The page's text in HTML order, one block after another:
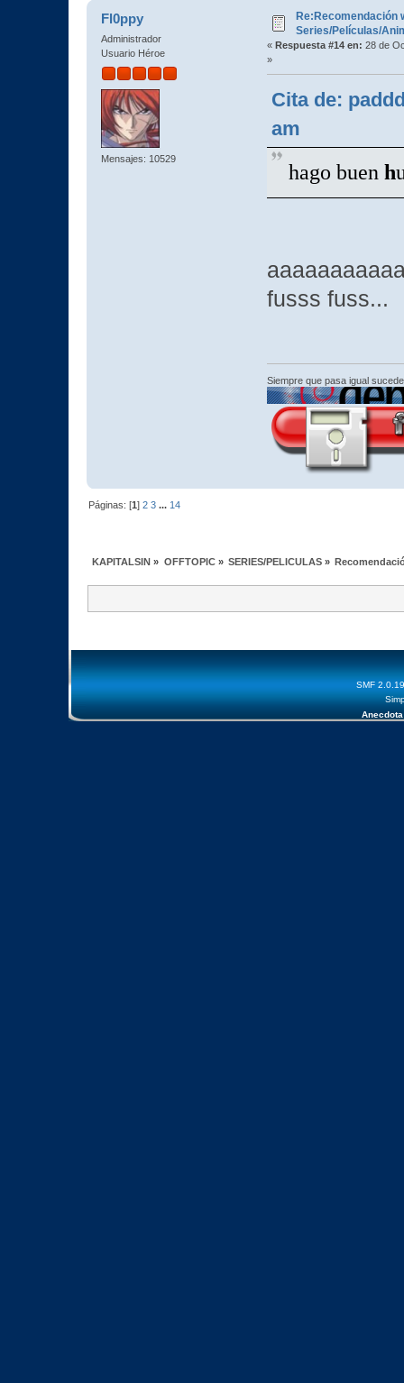
Fl0ppy
Administrador
Usuario Héroe
Mensajes: 10529
Re:Recomendación
Series/Películas/
« Respuesta #14 en: 28 de
»
Cita de:
am
hago buen h
fusss fuss...
Siempre que pasa igual
Páginas: [1]2 3 ... 14
KAPITALSIN » OFFTOPIC» SERIES/PELICULAS»
SMF 2.0.19
Anecdota